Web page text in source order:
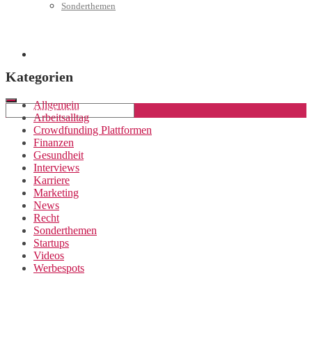
Sonderthemen
Kategorien
Allgemein
Arbeitsalltag
Crowdfunding Plattformen
Finanzen
Gesundheit
Interviews
Karriere
Marketing
News
Recht
Sonderthemen
Startups
Videos
Werbespots